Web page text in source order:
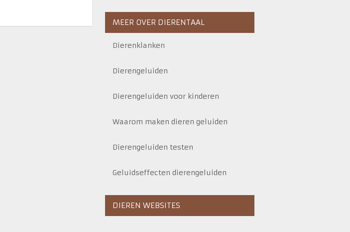
MEER OVER DIERENTAAL
Dierenklanken
Dierengeluiden
Dierengeluiden voor kinderen
Waarom maken dieren geluiden
Dierengeluiden testen
Geluidseffecten dierengeluiden
DIEREN WEBSITES